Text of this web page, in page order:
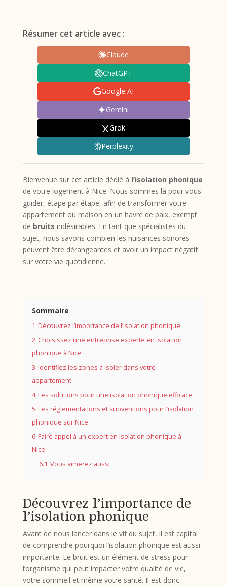
Résumer cet article avec :
Claude
ChatGPT
Google AI
Gemini
Grok
Perplexity
Bienvenue sur cet article dédié à l’isolation phonique
de votre logement à Nice. Nous sommes là pour vous
guider, étape par étape, afin de transformer votre
appartement ou maison en un havre de paix, exempt
de bruits indésirables. En tant que spécialistes du
sujet, nous savons combien les nuisances sonores
peuvent être dérangeantes et avoir un impact négatif
sur votre vie quotidienne.
Sommaire
1 Découvrez l’importance de l’isolation phonique
2 Choisissez une entreprise experte en isolation
phonique à Nice
3 Identifiez les zones à isoler dans votre
appartement
4 Les solutions pour une isolation phonique efficace
5 Les réglementations et subventions pour l’isolation
phonique sur Nice
6 Faire appel à un expert en isolation phonique à
Nice
6.1 Vous aimerez aussi :
Découvrez l’importance de
l’isolation phonique
Avant de nous lancer dans le vif du sujet, il est capital
de comprendre pourquoi l’isolation phonique est aussi
importante. Le bruit est un élément de stress pour
l’organisme qui peut impacter votre qualité de vie,
votre sommeil et même votre santé. Il est donc